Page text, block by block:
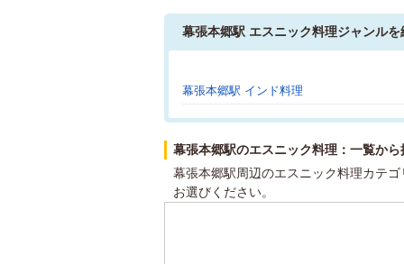
幕張本郷駅 エスニック料理ジャンルを
幕張本郷駅 インド料理
幕張本郷駅のエスニック料理：一覧から
幕張本郷駅周辺のエスニック料理カテ
お選びください。